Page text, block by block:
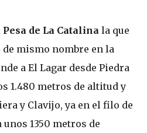
Pesa de La Catalina la que
mismo nombre en la
a El Lagar desde Piedra
1.480 metros de altitud y
y Clavijo, ya en el filo de
1350 metros de